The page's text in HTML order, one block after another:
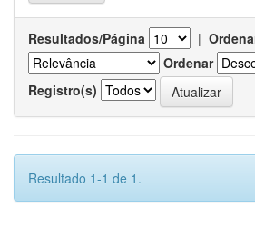
Resultados/Página |
Ordenar
Registro(s)
Resultado 1-1 de 1.